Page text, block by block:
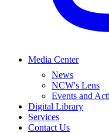
Media Center
News
NCW's Lens
Events and
Digital Library
Services
Contact Us